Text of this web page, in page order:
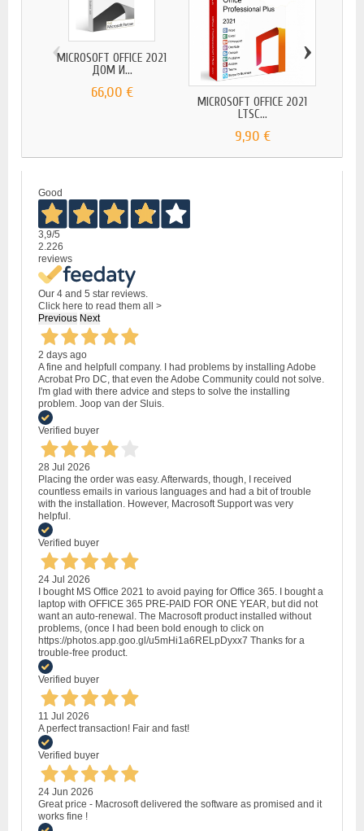
MICROSOFT OFFICE 2021
ДОМ И...
66,00 €
MICROSOFT OFFICE 2021
LTSC...
9,90 €
‹ ›
Good
3,9/5
2.226
reviews
Our 4 and 5 star reviews.
Click here to read them all >
Previous Next
2 days ago
A fine and helpfull company. I had problems by installing Adobe
Acrobat Pro DC, that even the Adobe Community could not solve.
I'm glad with there advice and steps to solve the installing
problem. Joop van der Sluis.
Verified buyer
28 Jul 2026
Placing the order was easy. Afterwards, though, I received
countless emails in various languages and had a bit of trouble
with the installation. However, Macrosoft Support was very
helpful.
Verified buyer
24 Jul 2026
I bought MS Office 2021 to avoid paying for Office 365. I bought a
laptop with OFFICE 365 PRE-PAID FOR ONE YEAR, but did not
want an auto-renewal. The Macrosoft product installed without
problems, (once I had been bold enough to click on
https://photos.app.goo.gl/u5mHi1a6RELpDyxx7 Thanks for a
trouble-free product.
Verified buyer
11 Jul 2026
A perfect transaction! Fair and fast!
Verified buyer
24 Jun 2026
Great price - Macrosoft delivered the software as promised and it
works fine !